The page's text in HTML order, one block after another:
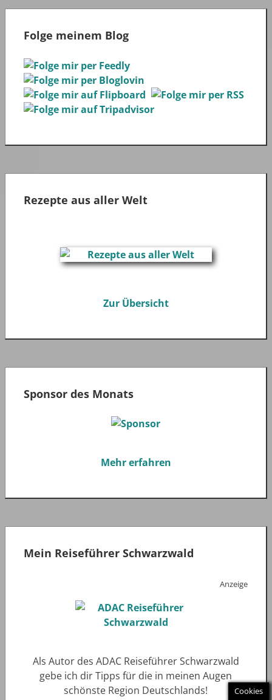
Folge meinem Blog
Rezepte aus aller Welt
Zur Übersicht
Sponsor des Monats
Mehr erfahren
Mein Reiseführer Schwarzwald
Anzeige
Als Autor des ADAC Reiseführer Schwarzwald
gebe ich dir Tipps für die in meinen Augen
schönste Region Deutschlands!
Cookies